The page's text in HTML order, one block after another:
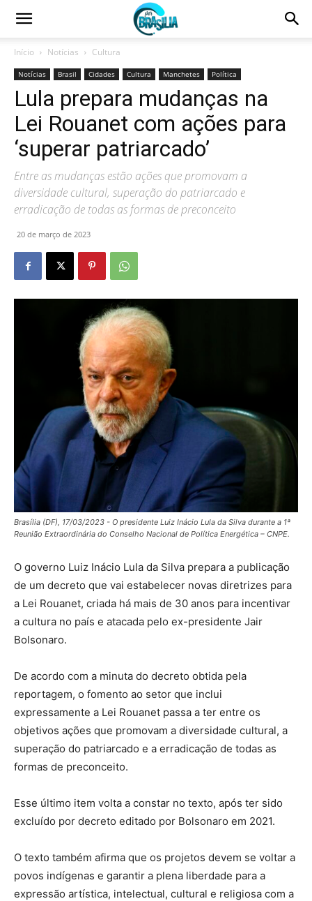
Início Notícias Cultura
Notícias Brasil Cidades Cultura Manchetes Política
Lula prepara mudanças na
Lei Rouanet com ações para
‘superar patriarcado’
Entre as mudanças estão ações que promovam a
diversidade cultural, superação do patriarcado e
erradicação de todas as formas de preconceito
20 de março de 2023
Brasília (DF), 17/03/2023 - O presidente Luiz Inácio Lula da Silva durante a 1ª
Reunião Extraordinária do Conselho Nacional de Política Energética – CNPE.
O governo Luiz Inácio Lula da Silva prepara a publicação
de um decreto que vai estabelecer novas diretrizes para
a Lei Rouanet, criada há mais de 30 anos para incentivar
a cultura no país e atacada pelo ex-presidente Jair
Bolsonaro.
De acordo com a minuta do decreto obtida pela
reportagem, o fomento ao setor que inclui
expressamente a Lei Rouanet passa a ter entre os
objetivos ações que promovam a diversidade cultural, a
superação do patriarcado e a erradicação de todas as
formas de preconceito.
Esse último item volta a constar no texto, após ter sido
excluído por decreto editado por Bolsonaro em 2021.
O texto também afirma que os projetos devem se voltar a
povos indígenas e garantir a plena liberdade para a
expressão artística, intelectual, cultural e religiosa com a